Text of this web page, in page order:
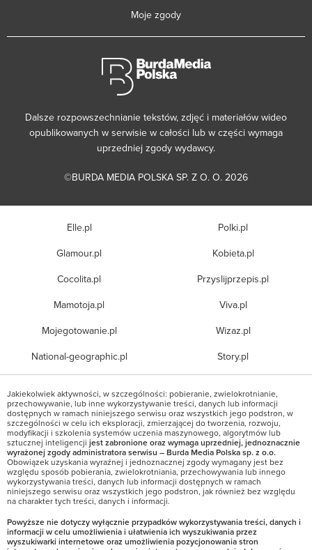
Moje zgody
Dalsze rozpowszechnianie tekstów, zdjęć i materiałów wideo
opublikowanych w serwisie w całości lub w części wymaga
uprzedniej zgody wydawcy.
©BURDA MEDIA POLSKA SP. Z O. O. 2026
Elle.pl
Glamour.pl
Cocolita.pl
Mamotoja.pl
Mojegotowanie.pl
National-geographic.pl
Polki.pl
Kobieta.pl
Przyslijprzepis.pl
Viva.pl
Wizaz.pl
Story.pl
Jakiekolwiek aktywności, w szczególności: pobieranie, zwielokrotnianie,
przechowywanie, lub inne wykorzystywanie treści, danych lub informacji
dostępnych w ramach niniejszego serwisu oraz wszystkich jego podstron, w
szczególności w celu ich eksploracji, zmierzającej do tworzenia, rozwoju,
modyfikacji i szkolenia systemów uczenia maszynowego, algorytmów lub
sztucznej inteligencji jest zabronione oraz wymaga uprzedniej, jednoznacznie
wyrażonej zgody administratora serwisu – Burda Media Polska sp. z o.o.
Obowiązek uzyskania wyraźnej i jednoznacznej zgody wymagany jest bez
względu sposób pobierania, zwielokrotniania, przechowywania lub innego
wykorzystywania treści, danych lub informacji dostępnych w ramach
niniejszego serwisu oraz wszystkich jego podstron, jak również bez względu
na charakter tych treści, danych i informacji.
Powyższe nie dotyczy wyłącznie przypadków wykorzystywania treści, danych i
informacji w celu umożliwienia i ułatwienia ich wyszukiwania przez
wyszukiwarki internetowe oraz umożliwienia pozycjonowania stron